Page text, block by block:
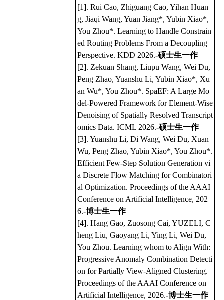
[1]. Rui Cao, Zhiguang Cao, Yihan Huan
g, Jiaqi Wang, Yuan Jiang*, Yubin Xiao*,
You Zhou*. Learning to Handle Constrain
ed Routing Problems From a Decoupling
Perspective. KDD 2026.-硕士生一作
[2]. Zekuan Shang, Liupu Wang, Wei Du,
Peng Zhao, Yuanshu Li, Yubin Xiao*, Xu
an Wu*, You Zhou*. SpaEF: A Large Mo
del-Powered Framework for Element-Wise
Denoising of Spatially Resolved Transcript
omics Data. ICML 2026.-硕士生一作
[3]. Yuanshu Li, Di Wang, Wei Du, Xuan
Wu, Peng Zhao, Yubin Xiao*, You Zhou*.
Efficient Few-Step Solution Generation vi
a Discrete Flow Matching for Combinatori
al Optimization. Proceedings of the AAAI
Conference on Artificial Intelligence, 202
6.-博士生一作
[4]. Hang Gao, Zuosong Cai, YUZELI, C
heng Liu, Gaoyang Li, Ying Li, Wei Du,
You Zhou. Learning whom to Align With:
Progressive Anomaly Combination Detecti
on for Partially View-Aligned Clustering.
Proceedings of the AAAI Conference on
Artificial Intelligence, 2026.-博士生一作